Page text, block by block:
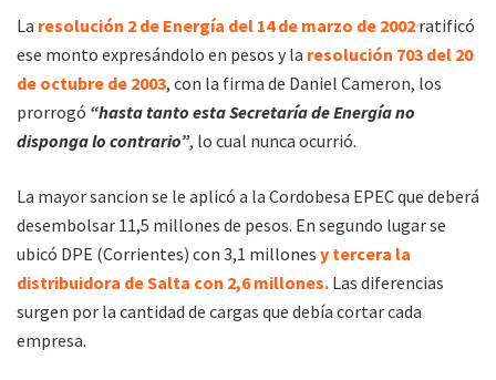
La resolución 2 de Energía del 14 de marzo de 2002 ratificó
ese monto expresándolo en pesos y la resolución 703 del 20
de octubre de 2003, con la firma de Daniel Cameron, los
prorrogó “hasta tanto esta Secretaría de Energía no
disponga lo contrario”, lo cual nunca ocurrió.
La mayor sancion se le aplicó a la Cordobesa EPEC que deberá
desembolsar 11,5 millones de pesos. En segundo lugar se
ubicó DPE (Corrientes) con 3,1 millones y tercera la
distribuidora de Salta con 2,6 millones. Las diferencias
surgen por la cantidad de cargas que debía cortar cada
empresa.